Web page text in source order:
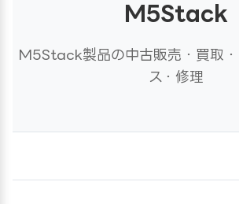
M5Stack
M5Stack製品の中古販売・買取・
ス・修理